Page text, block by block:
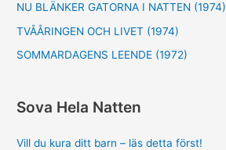
NU BLÄNKER GATORNA I NATTEN (1974)
TVÅÅRINGEN OCH LIVET (1974)
SOMMARDAGENS LEENDE (1972)
Sova Hela Natten
Vill du kura ditt barn – läs detta först!